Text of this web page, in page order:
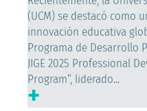
(UCM) se destacó como
innovación educativa
Programa de Desarrollo
JIGE 2025 Professional
Program”, liderado...
+